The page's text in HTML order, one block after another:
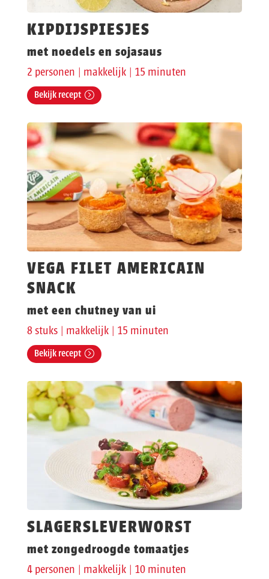
KIPDIJSPIESJES
met noedels en sojasaus
2 personen | makkelijk | 15 minuten
Bekijk recept
VEGA FILET AMERICAIN
SNACK
met een chutney van ui
8 stuks | makkelijk | 15 minuten
Bekijk recept
SLAGERSLEVERWORST
met zongedroogde tomaatjes
4 personen | makkelijk | 10 minuten